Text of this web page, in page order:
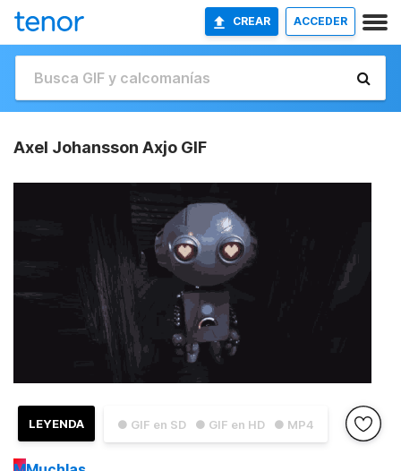
CREAR ACCEDER
Axel Johansson Axjo GIF
● GIF en SD ● GIF en HD ● MP4
LEYENDA